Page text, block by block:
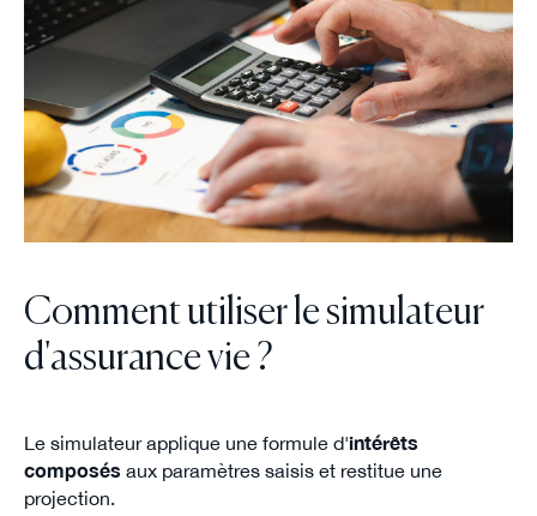
Comment utiliser le simulateur
d'assurance vie ?
Le simulateur applique une formule d'intérêts
composés aux paramètres saisis et restitue une
projection.